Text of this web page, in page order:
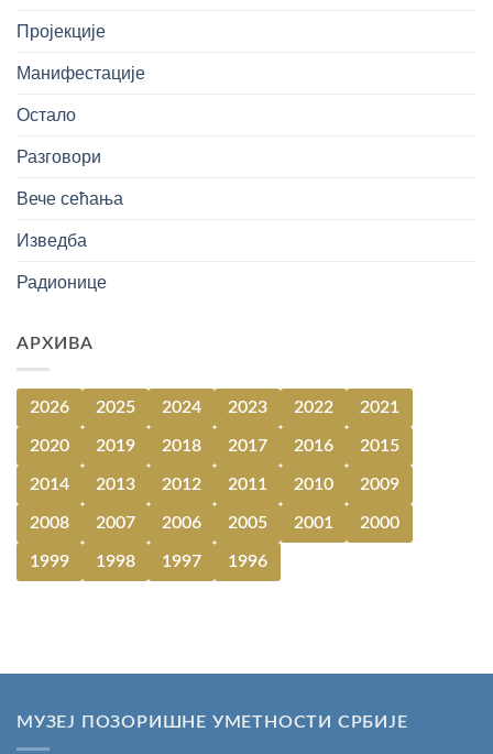
Пројекције
Манифестације
Остало
Разговори
Вече сећања
Изведба
Радионице
АРХИВА
2026 2025 2024 2023 2022 2021
2020 2019 2018 2017 2016 2015
2014 2013 2012 2011 2010 2009
2008 2007 2006 2005 2001 2000
1999 1998 1997 1996
МУЗЕЈ ПОЗОРИШНЕ УМЕТНОСТИ СРБИЈЕ